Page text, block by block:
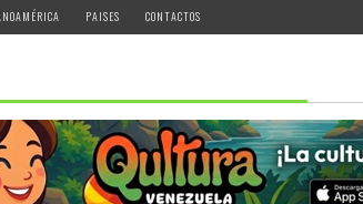
PAISES CONTACTOS